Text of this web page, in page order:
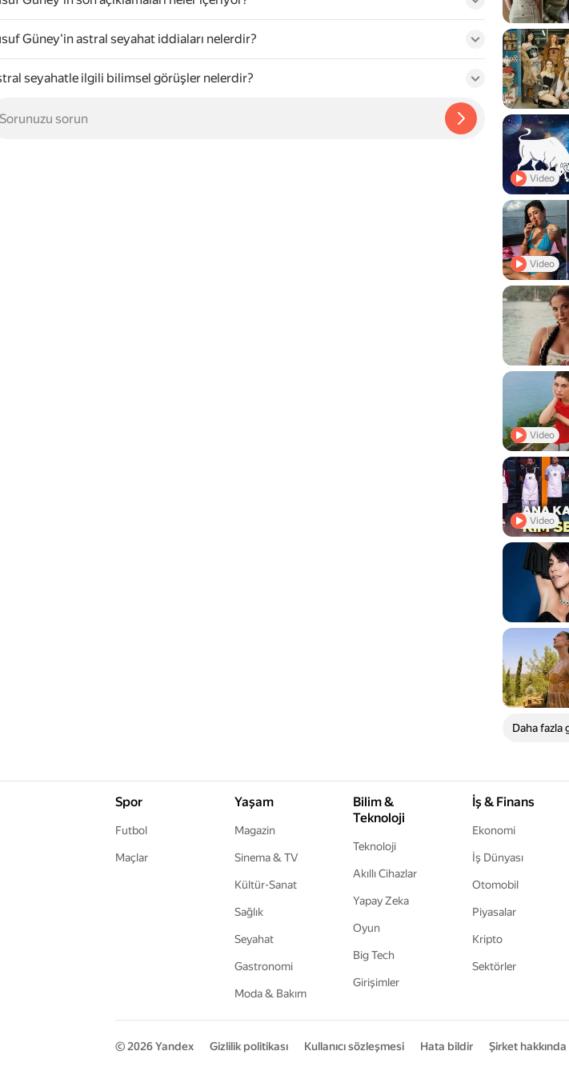
Güney'in astral seyahat iddiaları nelerdir?
seyahatle ilgili bilimsel görüşler nelerdir?
Video
Video
Video
Video
Daha fazla
Spor
Futbol
Maçlar
Yaşam
Magazin
Sinema & TV
Kültür-Sanat
Sağlık
Seyahat
Gastronomi
Moda & Bakım
Bilim &
Teknoloji
Teknoloji
Akıllı Cihazlar
Yapay Zeka
Oyun
Big Tech
Girişimler
İş & Finans
Ekonomi
İş Dünyası
Otomobil
Piyasalar
Kripto
Sektörler
© 2026Yandex Gizlilik politikası Kullanıcı sözleşmesi Hata bildir Şirket hakkında